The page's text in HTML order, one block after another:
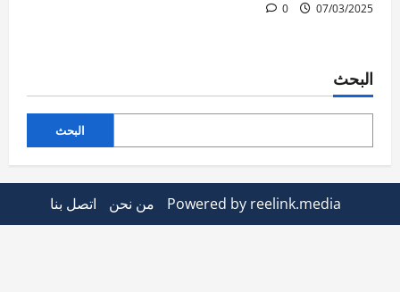
07/03/2025
0
البحث
البحث
Powered by reelink.media من نحن اتصل بنا